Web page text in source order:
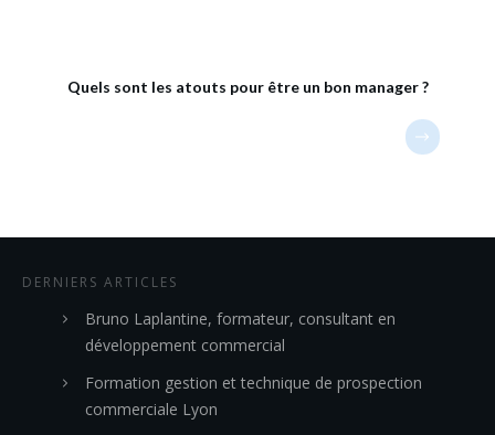
Quels sont les atouts pour être un bon manager ?
DERNIERS ARTICLES
Bruno Laplantine, formateur, consultant en
développement commercial
Formation gestion et technique de prospection
commerciale Lyon